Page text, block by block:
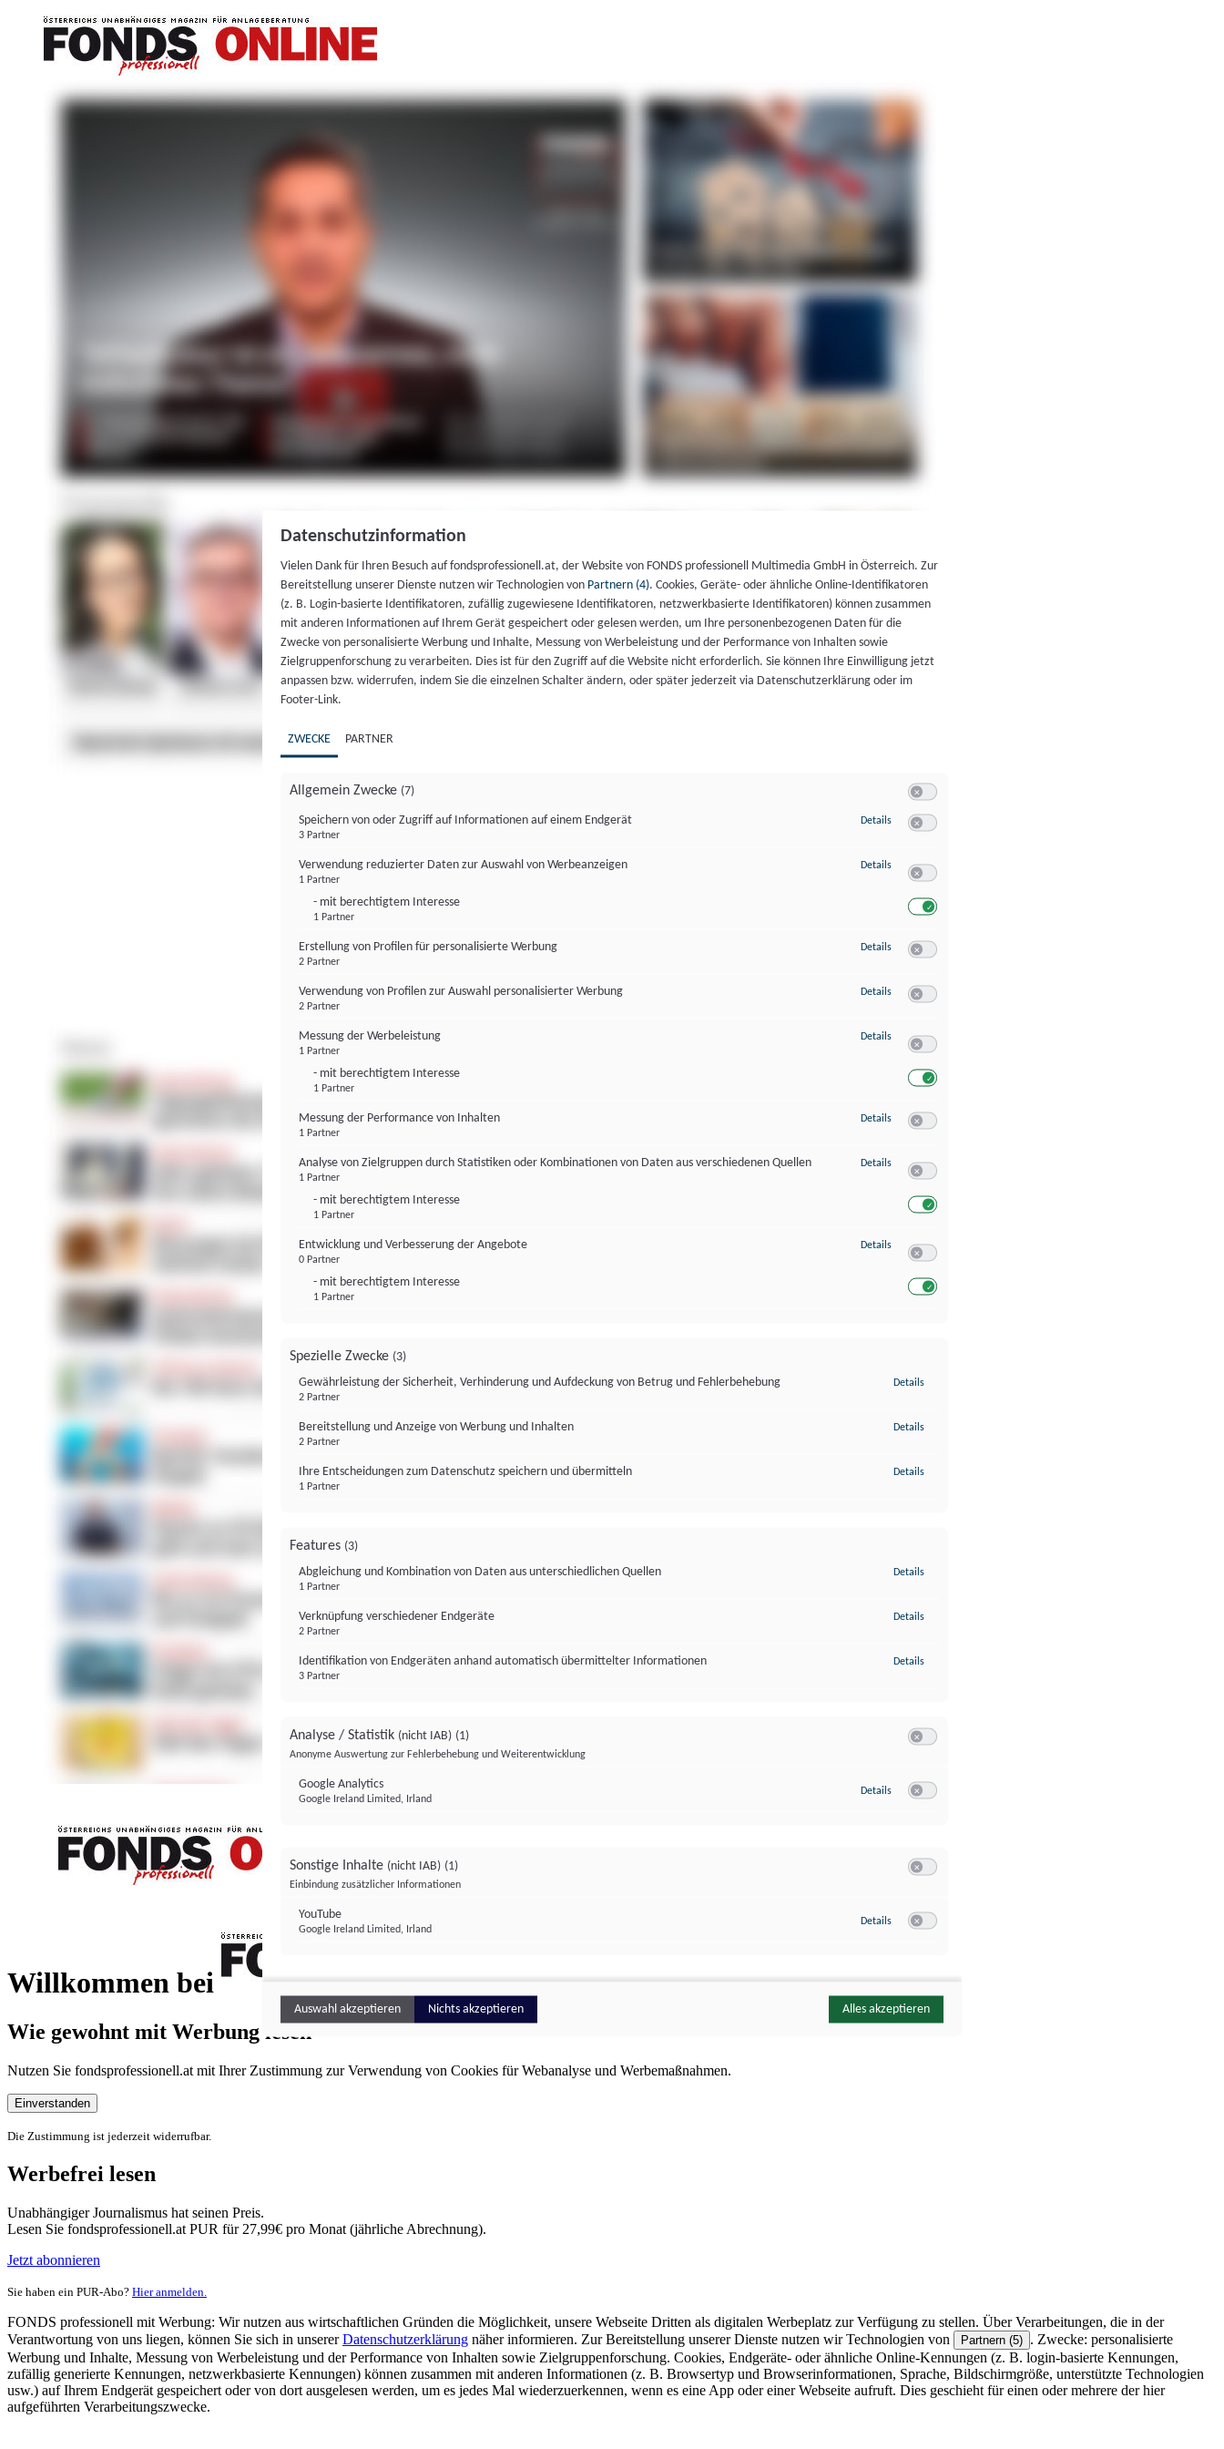
Willkommen bei
FONDS professionell
Wie gewohnt mit Werbung lesen
Nutzen Sie fondsprofessionell.at mit Ihrer Zustimmung zur Verwendung von Cookies für Webanalyse und Werbemaßnahmen.
Einverstanden
Die Zustimmung ist jederzeit widerrufbar.
Werbefrei lesen
Unabhängiger Journalismus hat seinen Preis.
Lesen Sie fondsprofessionell.at PUR für 27,99€ pro Monat (jährliche Abrechnung).
Jetzt abonnieren
Sie haben ein PUR-Abo? Hier anmelden.
FONDS professionell mit Werbung: Wir nutzen aus wirtschaftlichen Gründen die Möglichkeit, unsere Webseite Dritten als digitalen Werbeplatz zur Verfügung zu stellen. Über Verarbeitungen, die in der
Verantwortung von uns liegen, können Sie sich in unsererDatenschutzerklärung näher informieren. Zur Bereitstellung unserer Dienste nutzen wir Technologien von Partnern (5) . Zwecke: personalisierte
Werbung und Inhalte, Messung von Werbeleistung und der Performance von Inhalten sowie Zielgruppenforschung. Cookies, Endgeräte- oder ähnliche Online-Kennungen (z. B. login-basierte Kennungen,
zufällig generierte Kennungen, netzwerkbasierte Kennungen) können zusammen mit anderen Informationen (z. B. Browsertyp und Browserinformationen, Sprache, Bildschirmgröße, unterstützte Technologien
usw.) auf Ihrem Endgerät gespeichert oder von dort ausgelesen werden, um es jedes Mal wiederzuerkennen, wenn es eine App oder einer Webseite aufruft. Dies geschieht für einen oder mehrere der hier
aufgeführten Verarbeitungszwecke.
Datenschutzinformation
Vielen Dank für Ihren Besuch auf fondsprofessionell.at, der Website von FONDS professionell Multimedia GmbH in Österreich. Zur
Bereitstellung unserer Dienste nutzen wir Technologien von Partnern (4). Cookies, Geräte- oder ähnliche Online-Identifikatoren
(z. B. Login-basierte Identifikatoren, zufällig zugewiesene Identifikatoren, netzwerkbasierte Identifikatoren) können zusammen
mit anderen Informationen auf Ihrem Gerät gespeichert oder gelesen werden, um Ihre personenbezogenen Daten für die
Zwecke von personalisierte Werbung und Inhalte, Messung von Werbeleistung und der Performance von Inhalten sowie
Zielgruppenforschung zu verarbeiten. Dies ist für den Zugriff auf die Website nicht erforderlich. Sie können Ihre Einwilligung jetzt
anpassen bzw. widerrufen, indem Sie die einzelnen Schalter ändern, oder später jederzeit via Datenschutzerklärung oder im
Footer-Link.
ZWECKE PARTNER
Allgemein Zwecke (7)
Speichern von oder Zugriff auf Informationen auf einem Endgerät
3 Partner
Details zu Speichern von oder Zugriff auf Informationen auf einem Endgerät
Verwendung reduzierter Daten zur Auswahl von Werbeanzeigen
1 Partner
- mit berechtigtem Interesse
1 Partner
Details zu Verwendung reduzierter Daten zur Auswahl von Werbeanzeigen
Erstellung von Profilen für personalisierte Werbung
2 Partner
Details zu Erstellung von Profilen für personalisierte Werbung
Verwendung von Profilen zur Auswahl personalisierter Werbung
2 Partner
Details zu Verwendung von Profilen zur Auswahl personalisierter Werbung
Messung der Werbeleistung
1 Partner
- mit berechtigtem Interesse
1 Partner
Details zu Messung der Werbeleistung
Messung der Performance von Inhalten
1 Partner
Details zu Messung der Performance von Inhalten
Analyse von Zielgruppen durch Statistiken oder Kombinationen von Daten aus verschiedenen Quellen
1 Partner
- mit berechtigtem Interesse
1 Partner
Details zu Analyse von Zielgruppen durch Statistiken oder Kombinationen von
Entwicklung und Verbesserung der Angebote
0 Partner
- mit berechtigtem Interesse
1 Partner
Details zu Entwicklung und Verbesserung der Angebote
Spezielle Zwecke (3)
Gewährleistung der Sicherheit, Verhinderung und Aufdeckung von Betrug und Fehlerbehebung
2 Partner
Details
Bereitstellung und Anzeige von Werbung und Inhalten
2 Partner
Details
Ihre Entscheidungen zum Datenschutz speichern und übermitteln
1 Partner
Details
Features (3)
Abgleichung und Kombination von Daten aus unterschiedlichen Quellen
1 Partner
Details
Verknüpfung verschiedener Endgeräte
2 Partner
Details
Identifikation von Endgeräten anhand automatisch übermittelter Informationen
3 Partner
Details
Analyse / Statistik (nicht IAB) (1)
Anonyme Auswertung zur Fehlerbehebung und Weiterentwicklung
Google Analytics
Google Ireland Limited, Irland
Details zu Google Analytics
Sonstige Inhalte (nicht IAB) (1)
Einbindung zusätzlicher Informationen
YouTube
Google Ireland Limited, Irland
Details zu YouTube
Auswahl akzeptieren Nichts akzeptieren Alles akzeptieren